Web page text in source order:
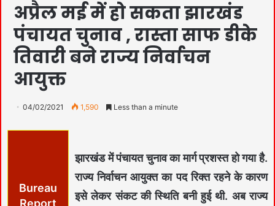
अप्रैल मई में हो सकता झारखंड
पंचायत चुनाव , रास्ता साफ डीके
तिवारी बने राज्य निर्वाचन
आयुक्त
04/02/2021 1,590 Less than a minute
Bureau
Report
झारखंड में पंचायत चुनाव का मार्ग प्रशस्त हो गया है.
राज्य निर्वाचन आयुक्त का पद रिक्त रहने के कारण
इसे लेकर संकट की स्थिति बनी हुई थी. अब राज्य